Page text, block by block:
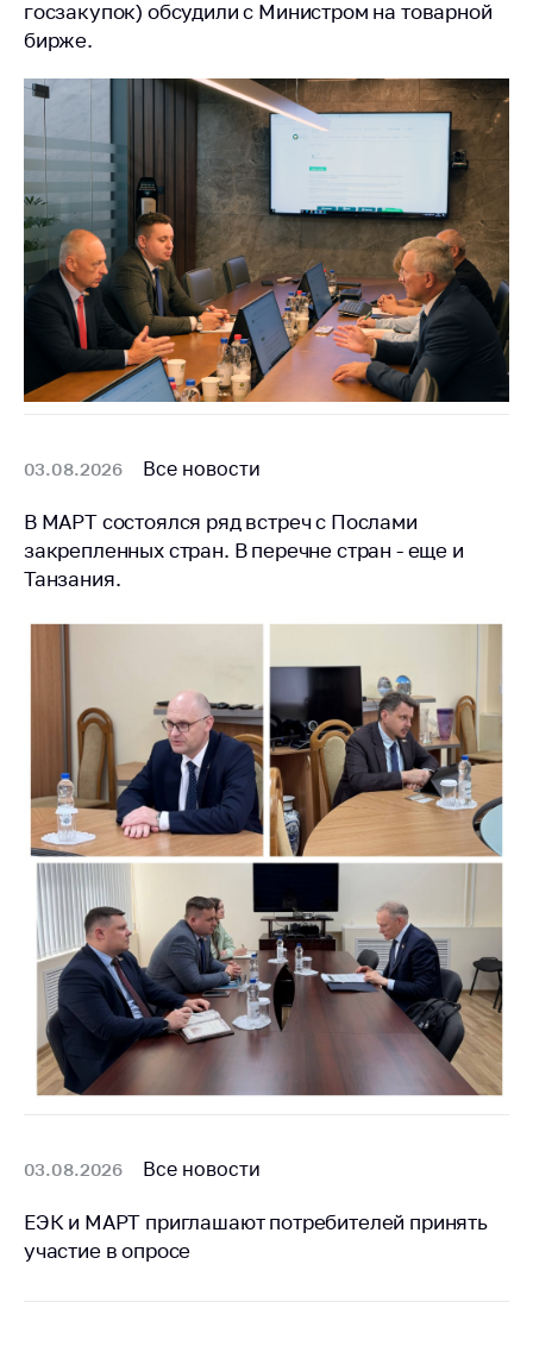
Общественное
обсуждение
проектов
Маркировка
товаров
Упрощение условий
ведения бизнеса
Рекомендации по
предотвращению
распространения
COVID-19 для
субъектов торговли,
общественного
вопросам
антимонопольного
регулирования и
конкурентной
политики
госзакупок) обсудили с Министром на товарной
бирже.
03.08.2026 Все новости
В МАРТ состоялся ряд встреч с Послами
закрепленных стран. В перечне стран - еще и
Танзания.
03.08.2026 Все новости
ЕЭК и МАРТ приглашают потребителей принять
участие в опросе